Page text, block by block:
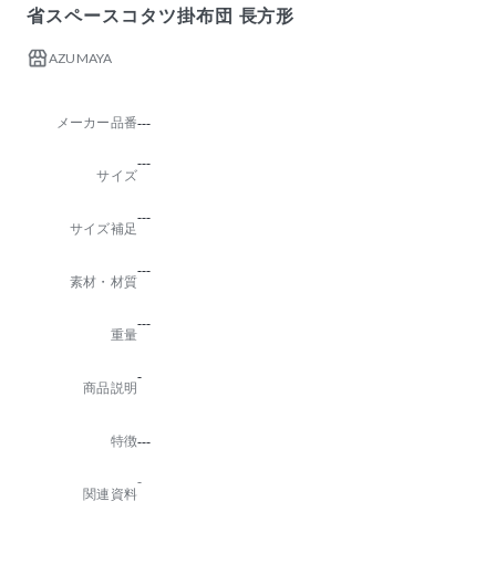
省スペースコタツ掛布団 長方形
AZUMAYA
メーカー品番---
サイズ
---
サイズ補足
---
素材・材質
---
重量
---
商品説明
-
特徴---
関連資料
-